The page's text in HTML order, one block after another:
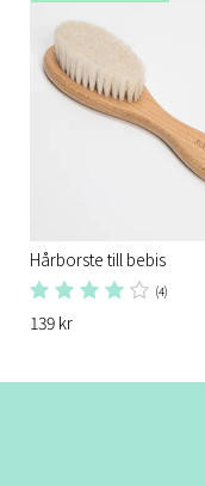
Hårborste till bebis
(4)
139 kr